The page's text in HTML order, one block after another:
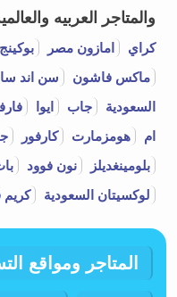
والمتاجر العربيه
كراي
امازون مصر بوكينج
ماكس فاشون
سن اند
السعودية
جاب ايوا
ام
هومزمارت كارفور
بلومينغديلز
نون فوود
لوكسيتان السعودية
كريم
المتاجر ومواقع